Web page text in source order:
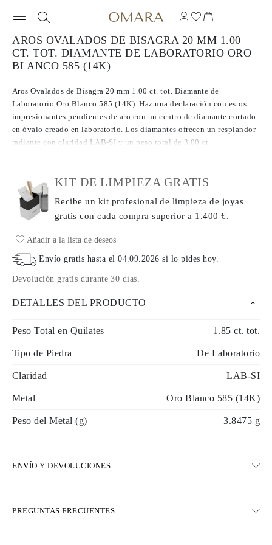
AROS OVALADOS DE BISAGRA 20 MM 1.00
CT. TOT. DIAMANTE DE LABORATORIO ORO
BLANCO 585 (14K)
Aros Ovalados de Bisagra 20 mm 1.00 ct. tot. Diamante de
Laboratorio Oro Blanco 585 (14K). Haz una declaración con estos
impresionantes pendientes de aro con un centro de diamante cortado
en óvalo creado en laboratorio. Los diamantes ofrecen un resplandor
radiante con claridad LAB-SI y un peso total de 3.00 ct.
KIT DE LIMPIEZA GRATIS
Recibe un kit profesional de limpieza de joyas
gratis con cada comprasuperior a 1.400 €.
Añadir a la lista de deseos
Envío gratis hasta el04.09.2026 si lo pides hoy.
Devolución gratis durante 30 días.
DETALLES DEL PRODUCTO
Peso Total en Quilates 1.85 ct. tot.
Tipo de Piedra De Laboratorio
Claridad LAB-SI
Metal Oro Blanco 585 (14K)
Peso del Metal (g) 3.8475 g
ENVÍO Y DEVOLUCIONES
Opciones de entrega exprés también están disponibles
PREGUNTAS FRECUENTES